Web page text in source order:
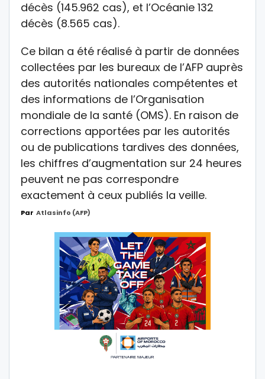
décès (145.962 cas), et l’Océanie 132
décès (8.565 cas).
Ce bilan a été réalisé à partir de données
collectées par les bureaux de l’AFP auprès
des autorités nationales compétentes et
des informations de l’Organisation
mondiale de la santé (OMS). En raison de
corrections apportées par les autorités
ou de publications tardives des données,
les chiffres d’augmentation sur 24 heures
peuvent ne pas correspondre
exactement à ceux publiés la veille.
Par Atlasinfo (AFP)